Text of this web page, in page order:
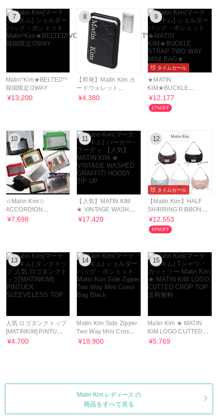
7
Matin*Kim★BELTED*VOLUNN*SMALL*BUCKET*BAG★
韓国限定/2WAY
¥13,200
8
【即発】Matin Kim カ
ードウォレット
MK2600AC005V スマ
¥4,380
9
タイムセール
★MATIN
KIM★BUCKLE
STRAP TWO WAY
MINI BAG★
¥12,177
17%OFF
10
☆Matin Kim☆
ACCORDION
WALLET カードケー
¥7,698
11
【人気】MATIN KIM
★ VINTAGE WASHED
GRAFFITI HOODY ZIP
¥17,420
12
タイムセール
【Matin Kim】HALF
SHIRRING RIBBON
ROUND BAG / 送料・
関税込
¥12,553
10%OFF
13
人気 ロゴタンクトップ
[MATINKIM] PINTUCK
SLEEVELESS TOP
¥4,700
14
Matin Kim Side Zipper
Two Way Mini Cross
Bag Black
¥18,900
15
Matin Kim ★ MATIN
KIM LOGO CUTTED
CROP TOP 送料無料
¥5,769
Matin Kim レディース の
商品をすべて見る